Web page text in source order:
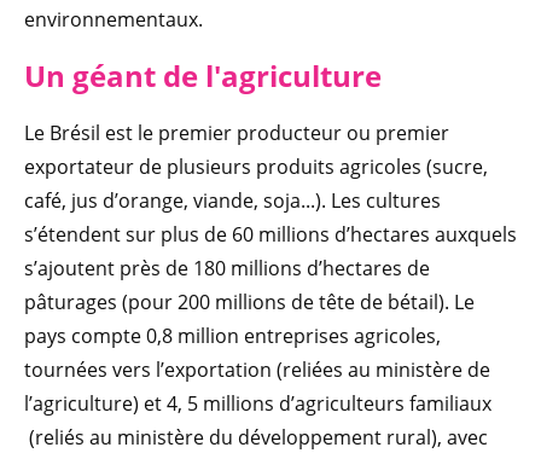
environnementaux.
Un géant de l'agriculture
Le Brésil est le premier producteur ou premier
exportateur de plusieurs produits agricoles (sucre,
café, jus d’orange, viande, soja...). Les cultures
s’étendent sur plus de 60 millions d’hectares auxquels
s’ajoutent près de 180 millions d’hectares de
pâturages (pour 200 millions de tête de bétail). Le
pays compte 0,8 million entreprises agricoles,
tournées vers l’exportation (reliées au ministère de
l’agriculture) et 4, 5 millions d’agriculteurs familiaux
(reliés au ministère du développement rural), avec